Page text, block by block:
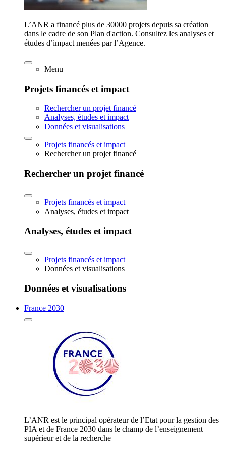
L’ANR a financé plus de 30000 projets depuis sa création
dans le cadre de son Plan d'action. Consultez les analyses et
études d’impact menées par l’Agence.
Menu
Projets financés et impact
Rechercher un projet financé
Analyses, études et impact
Données et visualisations
Projets financés et impact
Rechercher un projet financé
Rechercher un projet financé
Projets financés et impact
Analyses, études et impact
Analyses, études et impact
Projets financés et impact
Données et visualisations
Données et visualisations
France 2030
L’ANR est le principal opérateur de l’Etat pour la gestion des
PIA et de France 2030 dans le champ de l’enseignement
supérieur et de la recherche